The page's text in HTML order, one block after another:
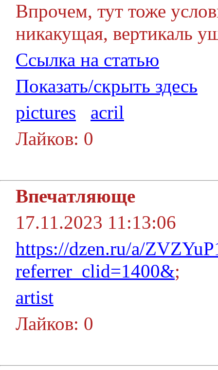
Впрочем, тут тоже
никакущая, вертикаль
Ссылка на статью
Показать/скрыть здесь
pictures
acril
Лайков: 0
Впечатляюще
17.11.2023 11:13:06
https://dzen.ru/a/
referrer_clid=1400&;
artist
Лайков: 0